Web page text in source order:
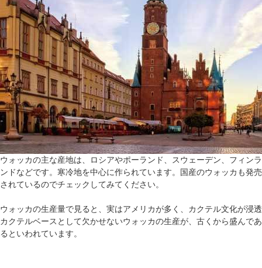
ウォッカの主な産地は、ロシアやポーランド、スウェーデン、フィンラ
ンドなどです。寒冷地を中心に作られています。国産のウォッカも発売
されているのでチェックしてみてください。
ウォッカの生産量で見ると、実はアメリカが多く、カクテル文化が浸透
カクテルベースとして欠かせないウォッカの生産が、古くから盛んであ
るといわれています。